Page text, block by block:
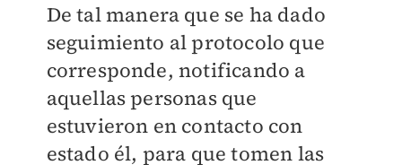
De tal manera que se ha dado
seguimiento al protocolo que
corresponde, notificando a
aquellas personas que
estuvieron en contacto con
estado él, para que tomen las